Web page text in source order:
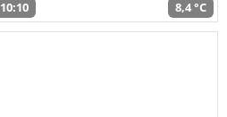
10:10 8,4 °C